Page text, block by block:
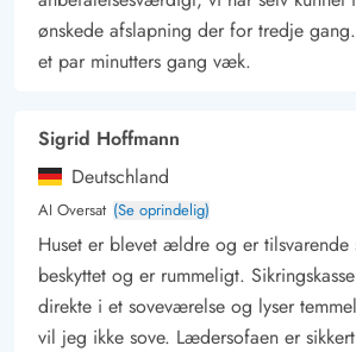
en lille wellness-afdeling med bådesauna
rigtig kan forkæle jer selv med afslapning
jer godt til rette, så hverdagens
ønskede afslapning der for tredje
et par minutters gang væk.
Sigrid Hoffmann
Deutschland
AI Oversat (Se oprindelig)
Huset er blevet ældre og er
beskyttet og er rummeligt.
direkte i et soveværelse og lyser
vil jeg ikke sove. Lædersofaen er